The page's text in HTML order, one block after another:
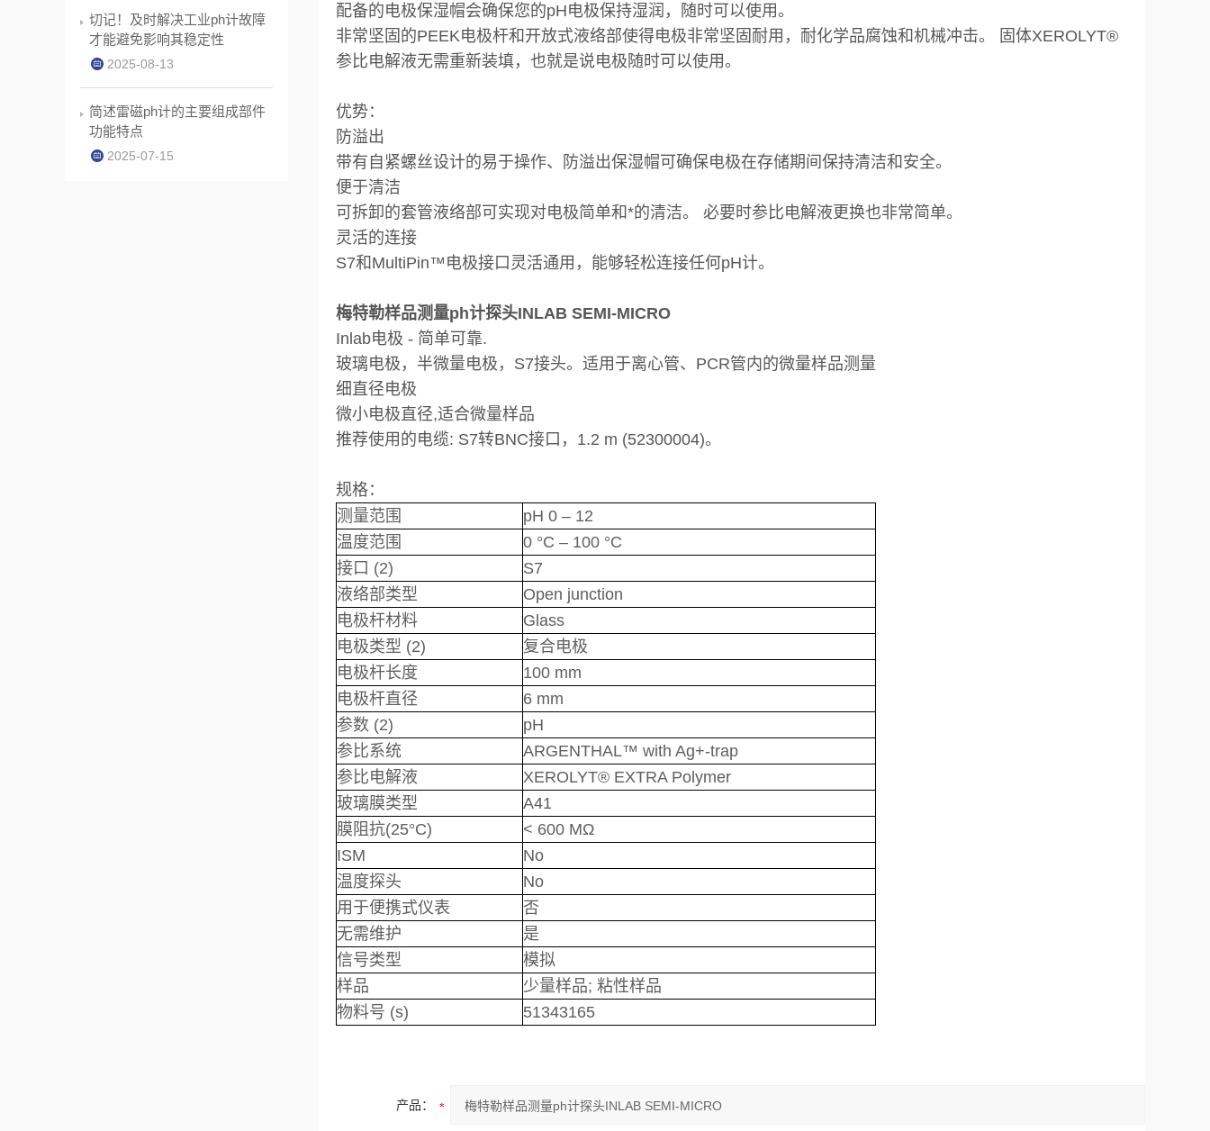
配备的电极保湿帽会确保您的pH电极保持湿润，随时可以使用。
非常坚固的PEEK电极杆和开放式液络部使得电极非常坚固耐用，耐化学品腐蚀和机械冲击。 固体XEROLYT®
参比电解液无需重新装填，也就是说电极随时可以使用。
优势：
防溢出
带有自紧螺丝设计的易于操作、防溢出保湿帽可确保电极在存储期间保持清洁和安全。
便于清洁
可拆卸的套管液络部可实现对电极简单和*的清洁。 必要时参比电解液更换也非常简单。
灵活的连接
S7和MultiPin™电极接口灵活通用，能够轻松连接任何pH计。
梅特勒样品测量ph计探头INLAB SEMI-MICRO
Inlab电极 - 简单可靠.
玻璃电极，半微量电极，S7接头。适用于离心管、PCR管内的微量样品测量
细直径电极
微小电极直径,适合微量样品
推荐使用的电缆: S7转BNC接口，1.2 m (52300004)。
规格：
测量范围
pH 0 – 12
温度范围
0 °C – 100 °C
接口 (2)
S7
液络部类型
Open junction
电极杆材料
Glass
电极类型 (2)
复合电极
电极杆长度
100 mm
电极杆直径
6 mm
参数 (2)
pH
参比系统
ARGENTHAL™ with Ag+-trap
参比电解液
XEROLYT® EXTRA Polymer
玻璃膜类型
A41
膜阻抗(25°C)
< 600 MΩ
ISM
No
温度探头
No
用于便携式仪表
否
无需维护
是
信号类型
模拟
样品
少量样品; 粘性样品
物料号 (s)
51343165
产品：
切记！及时解决工业ph计故障
才能避免影响其稳定性
2025-08-13
简述雷磁ph计的主要组成部件
功能特点
2025-07-15